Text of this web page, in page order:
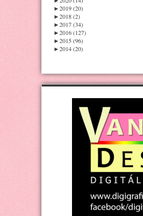
►2019 (20)
►2018 (2)
►2017 (34)
►2016 (127)
►2015 (96)
►2014 (20)